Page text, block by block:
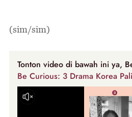
(sim/sim)
Tonton video di bawah ini ya,
Be Curious: 3 Drama Korea